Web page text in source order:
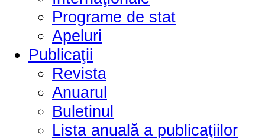
Programe de stat
Apeluri
Publicaţii
Revista
Anuarul
Buletinul
Lista anuală a publicaţiilor